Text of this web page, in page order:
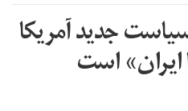
جدید آمریکا
ایران» است